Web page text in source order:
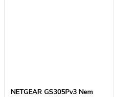
NETGEAR GS305Pv3 Nem